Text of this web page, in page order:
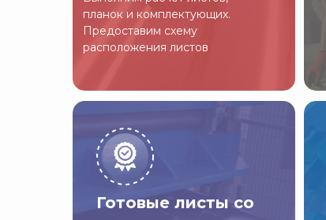
планок и комплектующих.
Предоставим схему
расположения листов
Готовые листы со